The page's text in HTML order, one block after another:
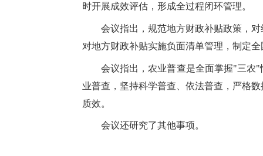
时开展成效评估，形成全过程闭环管理。
会议指出，规范地方财政补贴政策，
对地方财政补贴实施负面清单管理，制定
会议指出，农业普查是全面掌握"三农
业普查，坚持科学普查、依法普查，严格
质效。
会议还研究了其他事项。